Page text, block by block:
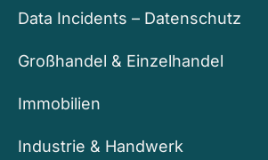
Data Incidents – Datenschutz
Großhandel & Einzelhandel
Immobilien
Industrie & Handwerk